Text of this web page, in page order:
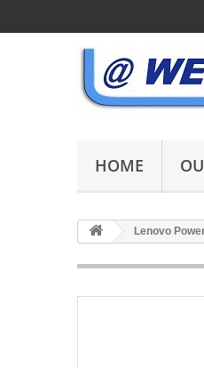
HOME
Lenovo